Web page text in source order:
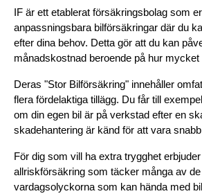
IF är ett etablerat försäkringsbolag som
anpassningsbara bilförsäkringar där du
efter dina behov. Detta gör att du kan
månadskostnad beroende på hur
Deras "Stor Bilförsäkring" innehåller
flera fördelaktiga tillägg. Du får till
om din egen bil är på verkstad efter en
skadehantering är känd för att vara
För dig som vill ha extra trygghet
allriskförsäkring som täcker många av
vardagsolyckorna som kan hända med